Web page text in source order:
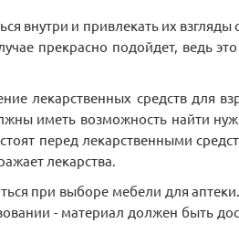
внутри и привлекать их
прекрасно подойдет, ведь
лекарственных средств для
иметь возможность найти
перед лекарственными
лекарства.
при выборе мебели для
- материал должен быть